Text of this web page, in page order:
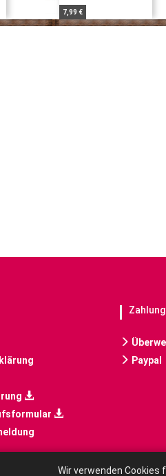
7,99 €
Paypal
Wir verwenden Cookies